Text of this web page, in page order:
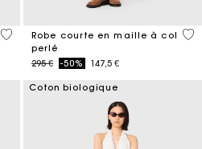
3,1 out of 5 Customer Rating
Robe courte en maille à col
perlé
Price reduced from
295 €to-50% 147,5 €
3,3
Coton biologique